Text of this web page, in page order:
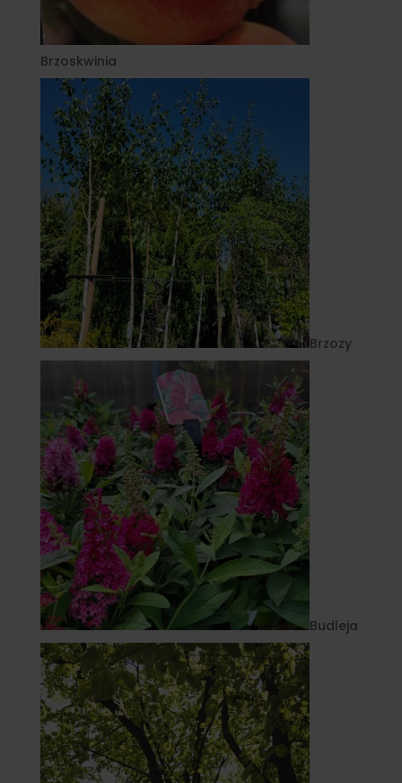
Brzoskwinia
Brzozy
Budleja